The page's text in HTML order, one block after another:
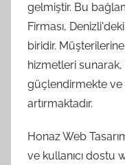
gelmiştir. Bu
Firması,
biridir.
hizmetleri sunarak,
güçlendirmekte ve
artırmaktadır.
Honaz Web
ve kullanıcı dostu